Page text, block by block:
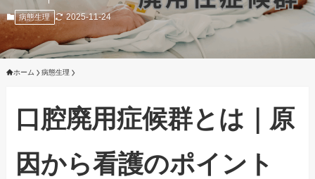
病態生理 2025-11-24
ホーム 病態生理
口腔廃用症候群とは｜原
因から看護のポイント